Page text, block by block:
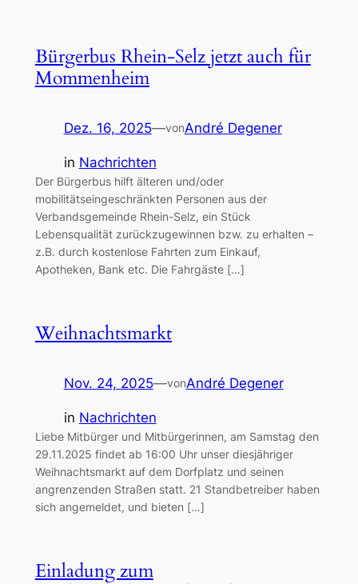
Bürgerbus Rhein-Selz jetzt auch für
Mommenheim
Dez. 16, 2025—vonAndré Degener
in Nachrichten
Der Bürgerbus hilft älteren und/oder
mobilitätseingeschränkten Personen aus der
Verbandsgemeinde Rhein-Selz, ein Stück
Lebensqualität zurückzugewinnen bzw. zu erhalten –
z.B. durch kostenlose Fahrten zum Einkauf,
Apotheken, Bank etc. Die Fahrgäste […]
Weihnachtsmarkt
Nov. 24, 2025—vonAndré Degener
in Nachrichten
Liebe Mitbürger und Mitbürgerinnen, am Samstag den
29.11.2025 findet ab 16:00 Uhr unser diesjähriger
Weihnachtsmarkt auf dem Dorfplatz und seinen
angrenzenden Straßen statt. 21 Standbetreiber haben
sich angemeldet, und bieten […]
Einladung zum